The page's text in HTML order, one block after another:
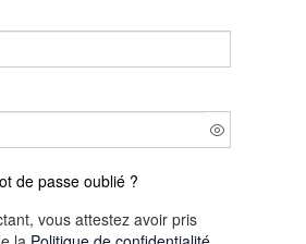
de passe oublié ?
vous attestez avoir pris